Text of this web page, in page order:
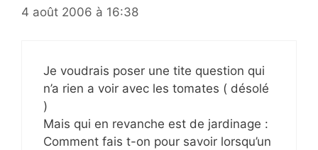
4 août 2006 à 16:38
Je voudrais poser une tite question qui
n’a rien a voir avec les tomates ( désolé
)
Mais qui en revanche est de jardinage :
Comment fais t-on pour savoir lorsqu’un